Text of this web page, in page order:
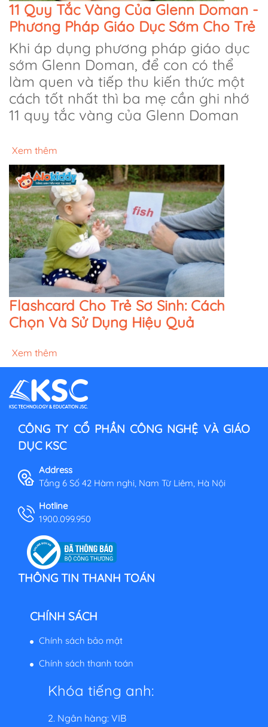
11 Quy Tắc Vàng Của Glenn Doman -
Phương Pháp Giáo Dục Sớm Cho Trẻ
Khi áp dụng phương pháp giáo dục
sớm Glenn Doman, để con có thể
làm quen và tiếp thu kiến thức một
cách tốt nhất thì ba mẹ cần ghi nhớ
11 quy tắc vàng của Glenn Doman
Xem thêm
Flashcard Cho Trẻ Sơ Sinh: Cách
Chọn Và Sử Dụng Hiệu Quả
Xem thêm
CÔNG TY CỔ PHẦN CÔNG NGHỆ VÀ GIÁO
DỤC KSC
Address
Tầng 6 Số 42 Hàm nghi, Nam Từ Liêm, Hà Nội
Hotline
1900.099.950
THÔNG TIN THANH TOÁN
CHÍNH SÁCH
Chính sách bảo mật
Chính sách thanh toán
Khóa tiếng anh:
2. Ngân hàng: VIB